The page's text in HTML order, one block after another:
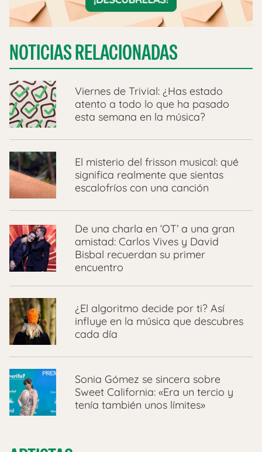
NOTICIAS RELACIONADAS
Viernes de Trivial: ¿Has estado
atento a todo lo que ha pasado
esta semana en la música?
El misterio del frisson musical: qué
significa realmente que sientas
escalofríos con una canción
De una charla en ‘OT’ a una gran
amistad: Carlos Vives y David
Bisbal recuerdan su primer
encuentro
¿El algoritmo decide por ti? Así
influye en la música que descubres
cada día
Sonia Gómez se sincera sobre
Sweet California: «Era un tercio y
tenía también unos límites»